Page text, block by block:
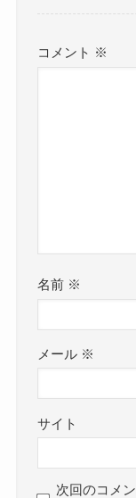
コメント ※
名前 ※
メール ※
サイト
次回のコメ